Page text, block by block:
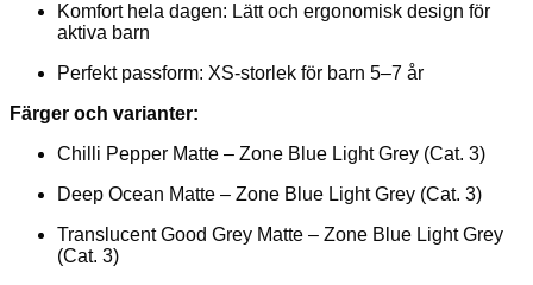
Komfort hela dagen: Lätt och ergonomisk design för
aktiva barn
Perfekt passform: XS-storlek för barn 5–7 år
Färger och varianter:
Chilli Pepper Matte – Zone Blue Light Grey (Cat. 3)
Deep Ocean Matte – Zone Blue Light Grey (Cat. 3)
Translucent Good Grey Matte – Zone Blue Light Grey
(Cat. 3)